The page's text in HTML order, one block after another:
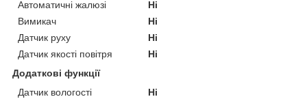
Автоматичні жалюзі
Ні
Вимикач
Ні
Датчик руху
Ні
Датчик якості повітря
Ні
Додаткові функції
Датчик вологості
Ні